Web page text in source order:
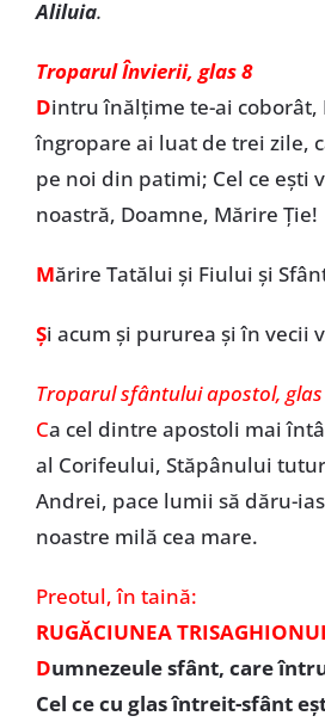
Aliluia.
Troparul Învierii, glas 8
Dintru înălţime te-ai coborât,
îngropare ai luat de trei zile,
pe noi din patimi; Cel ce eşti
noastră, Doamne, Mărire Ţie!
Mărire Tatălui şi Fiului şi
Și acum și pururea și în vecii
Troparul sfântului apostol,
Ca cel dintre apostoli mai
al Corifeului, Stăpânului
Andrei, pace lumii să dăru-
noastre milă cea mare.
Preotul, în taină:
RUGĂCIUNEA
Dumnezeule sfânt, care
Cel ce cu glas întreit-sfânt